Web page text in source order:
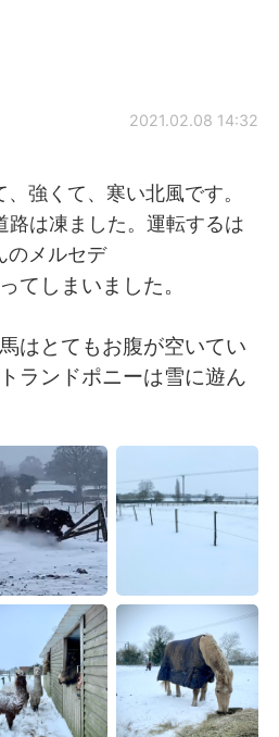
ngôn ngữ
Español
本語
Русский
Türkçe
2021.02.08 14:32
強くて、寒い北風です。
は凍ました。運転するは
のメルセデ
てしまいました。
はとてもお腹が空いてい
ランドポニーは雪に遊ん